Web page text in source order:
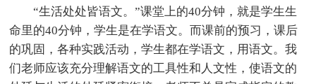
“生活处处皆语文。”课堂上的40分钟，就是学生生
命里的40分钟，学生是在学语文。而课前的预习，课后
的巩固，各种实践活动，学生都在学语文，用语文。我
们老师应该充分理解语文的工具性和人文性，使语文的